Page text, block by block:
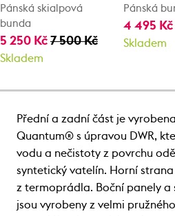
Pánská skialpová
bunda
5 250 Kč 7 500 Kč
Skladem
Pánská
4 495
Skladem
Přední a zadní část je
Quantum® s úpravou DWR,
vodu a nečistoty z povrchu
syntetický vatelín. Horní
z termoprádla. Boční panely a
jsou vyrobeny z velmi